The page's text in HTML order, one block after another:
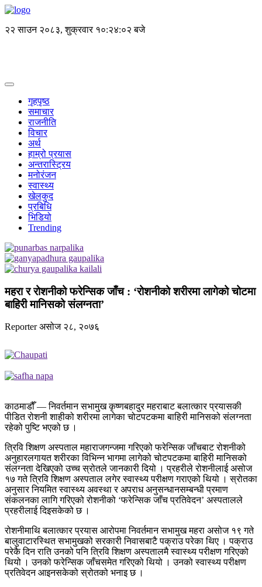
२२ साउन २०८३, शुक्रवार १०:२४:०२ बजे
गृहपृष्ठ
समाचार
राजनीति
विचार
अर्थ
हाम्रो प्रयास
अन्तरास्ट्रिय
मनोरंजन
स्वास्थ्य
खेलकुद
प्रबिधि
भिडियो
Trending
महरा र रोशनीको फरेन्सिक जाँच : ‘रोशनीको शरीरमा लागेको चोटमा
बाहिरी मानिसको स‌ंलग्नता’
Reporterअसोज २८, २०७६
काठमाडौँ — निवर्तमान सभामुख कृष्णबहादुर महराबाट बलात्कार प्रयासकी
पीडित रोशनी शाहीको शरीरमा लागेका चोटपटकमा बाहिरी मानिसको संलग्नता
रहेको पुष्टि भएको छ ।
त्रिवि शिक्षण अस्पताल महाराजगन्जमा गरिएको फरेन्सिक जाँचबाट रोशनीको
अनुहारलगायत शरीरका विभिन्न भागमा लागेको चोटपटकमा बाहिरी मानिसको
संलग्नता देखिएको उच्च स्रोतले जानकारी दियो । प्रहरीले रोशनीलाई असोज
१७ गते त्रिवि शिक्षण अस्पताल लगेर स्वास्थ्य परीक्षण गराएको थियो । स्रोतका
अनुसार नियमित स्वास्थ्य अवस्था र अपराध अनुसन्धानसम्बन्धी प्रमाण
संकलनका लागि गरिएको रोशनीको ‘फरेन्सिक जाँच प्रतिवेदन’ अस्पतालले
प्रहरीलाई दिइसकेको छ ।
रोशनीमाथि बलात्कार प्रयास आरोपमा निवर्तमान सभामुख महरा असोज १९ गते
बालुवाटारस्थित सभामुखको सरकारी निवासबाटै पक्राउ परेका थिए । पक्राउ
परेकै दिन राति उनको पनि त्रिवि शिक्षण अस्पतालमै स्वास्थ्य परीक्षण गरिएको
थियो । उनको फरेन्सिक जाँचसमेत गरिएको थियो । उनको स्वास्थ्य परीक्षण
प्रतिवेदन आइनसकेको स्रोतको भनाइ छ ।